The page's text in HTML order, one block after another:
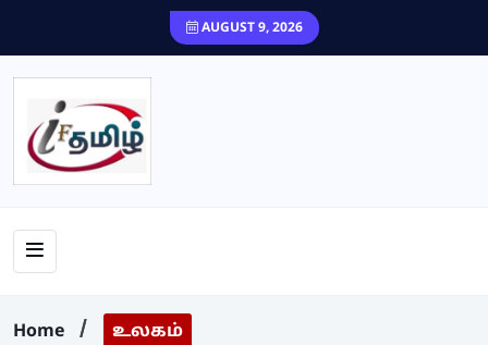
AUGUST 9, 2026
Home
உலகம்